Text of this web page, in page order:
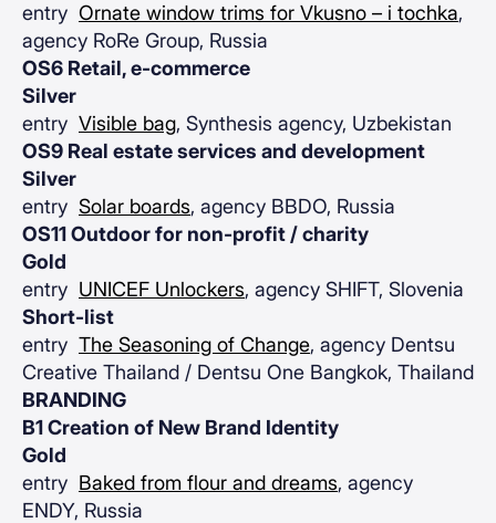
entry Ornate window trims for Vkusno – i tochka,
agency RoRe Group, Russia
OS6 Retail, e-commerce
Silver
entry Visible bag, Synthesis agency, Uzbekistan
OS9 Real estate services and development
Silver
entry Solar boards, agency BBDO, Russia
OS11 Outdoor for non-profit / charity
Gold
entry UNICEF Unlockers, agency SHIFT, Slovenia
Short-list
entry The Seasoning of Change, agency Dentsu
Creative Thailand / Dentsu One Bangkok, Thailand
BRANDING
B1 Creation of New Brand Identity
Gold
entry Baked from flour and dreams, agency
ENDY, Russia